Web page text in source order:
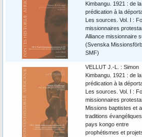
Kimbangu. 1921 : de la
prédication à la
Les sources. Vol. I :
missionnaires
Alliance missionnaire
(Svenska
SMF)
VELLUT J.-L. : Simon
Kimbangu. 1921 : de la
prédication à la
Les sources. Vol. I :
missionnaires
Missions baptistes et
traditions
pays kongo entre
prophétismes et